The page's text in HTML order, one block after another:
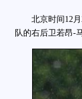
北京时间12月
队的右后卫若昂-